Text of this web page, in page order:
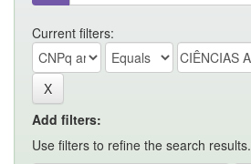
Current filters:
Add filters:
Use filters to refine the search results.